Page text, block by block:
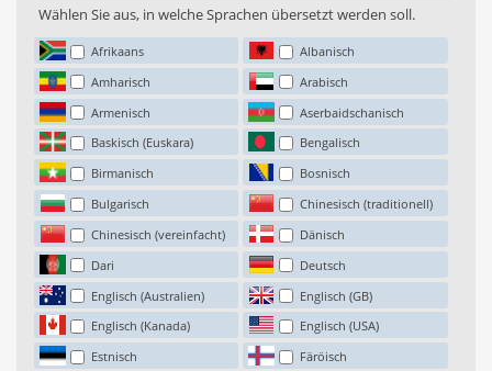
Wählen Sie aus, in welche Sprachen übersetzt werden soll.
Afrikaans
Albanisch
Amharisch
Arabisch
Armenisch
Aserbaidschanisch
Baskisch (Euskara)
Bengalisch
Birmanisch
Bosnisch
Bulgarisch
Chinesisch (traditionell)
Chinesisch (vereinfacht)
Dänisch
Dari
Deutsch
Englisch (Australien)
Englisch (GB)
Englisch (Kanada)
Englisch (USA)
Estnisch
Färöisch